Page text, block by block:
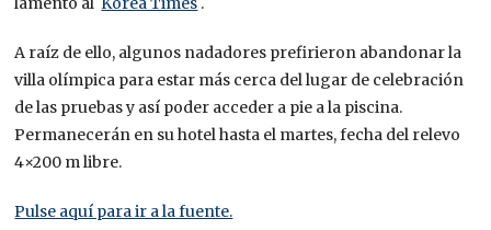
A raíz de ello, algunos nadadores prefirieron abandonar la
villa olímpica para estar más cerca del lugar de celebración
de las pruebas y así poder acceder a pie a la piscina.
Permanecerán en su hotel hasta el martes, fecha del relevo
4×200 m libre.
Pulse aquí para ir a la fuente.